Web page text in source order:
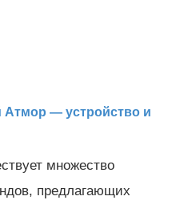
Атмор — устройство и
множество
предлагающих